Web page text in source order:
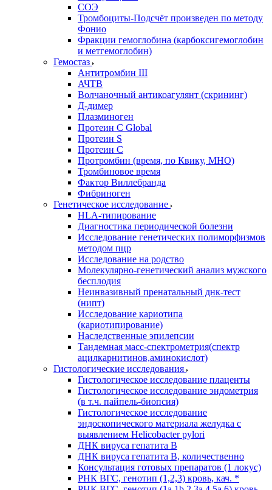
СОЭ
Тромбоциты-Подсчёт произведен по методу
Фонио
Фракции гемоглобина (карбоксигемоглобин
и метгемоглобин)
Гемостаз
Антитромбин III
АЧТВ
Волчаночный антикоагулянт (скрининг)
Д-димер
Плазминоген
Протеин C Global
Протеин S
Протеин С
Протромбин (время, по Квику, МНО)
Тромбиновое время
Фактор Виллебранда
Фибриноген
Генетическое исследование
HLA-типирование
Диагностика периодической болезни
Исследование генетических полиморфизмов
методом пцр
Исследование на родство
Молекулярно-генетический анализ мужского
бесплодия
Неинвазивный пренатальный днк-тест
(нипт)
Исследование кариотипа
(кариотипирование)
Наследственные эпилепсии
Тандемная масс-спектрометрия(спектр
ацилкарнитинов,аминокислот)
Гистологические исследования
Гистологическое исследование плаценты
Гистологическое исследование эндометрия
(в т.ч. пайпель-биопсия)
Гистологическое исследование
эндоскопического материала желудка с
выявлением Helicobacter pylori
ДНК вируса гепатита B
ДНК вируса гепатита B, количественно
Консультация готовых препаратов (1 локус)
РНК ВГC, генотип (1,2,3) кровь, кач. *